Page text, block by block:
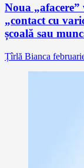
Noua
„contact cu
școală sau
Țîrlă Bianca